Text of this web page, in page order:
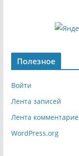
Полезное
Войти
Лента записей
Лента
WordPress.org